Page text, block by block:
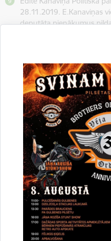
28.11.2019. E.Kanaviņas
deputāta pienākumus
Normunds Mazūrs
Ilze Mezīte Partija
Guntis Princovs Politiskā
Guna Pūcīte Zaļo un
Anatolijs Savickis No sirds
Andris Vējiņš Zaļo un
29.03.2018. ir Gulbenes
Drukāt lapu